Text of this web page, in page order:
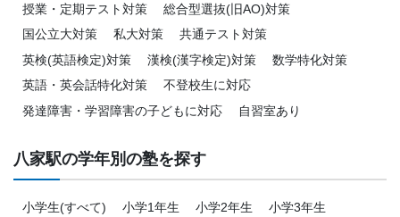
授業・定期テスト対策
総合型選抜(旧AO)対策
国公立大対策
私大対策
共通テスト対策
英検(英語検定)対策
漢検(漢字検定)対策
数学特化対策
英語・英会話特化対策
不登校生に対応
発達障害・学習障害の子どもに対応
自習室あり
八家駅の学年別の塾を探す
小学生(すべて) 小学1年生 小学2年生
小学3年生